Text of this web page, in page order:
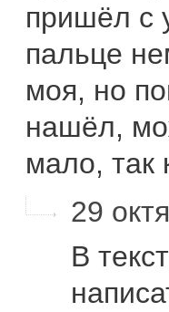
пришёл с
пальце
моя, но
нашёл,
мало,
29
В